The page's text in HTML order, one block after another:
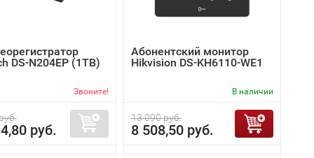
DS-N204EP (1TB)
Звоните!
руб.
Абонентский монитор
Hikvision DS-KH6110-WE1
В наличии
13 090 руб.
8 508,50 руб.